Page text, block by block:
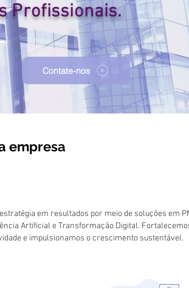
Profissionais.
Contate-nos
empresa
em resultados por meio de soluções em
Artificial e Transformação Digital.
e impulsionamos o crescimento sustentável.